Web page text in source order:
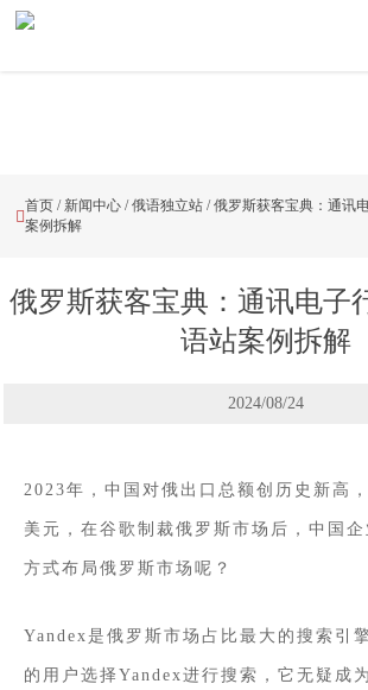

首页 / 新闻中心 /俄语独立站 /俄罗斯获客宝典：通讯
案例拆解
俄罗斯获客宝典：通讯电子
语站案例拆解
2024/08/24
2023年，中国对俄出口总额创历史新高
美元，在谷歌制裁俄罗斯市场后，中国
方式布局俄罗斯市场呢？
Yandex是俄罗斯市场占比最大的搜索引
的用户选择Yandex进行搜索，它无疑成